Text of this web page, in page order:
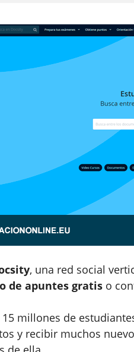
, una red social
de apuntes gratis o
15 millones de
y recibir muchos